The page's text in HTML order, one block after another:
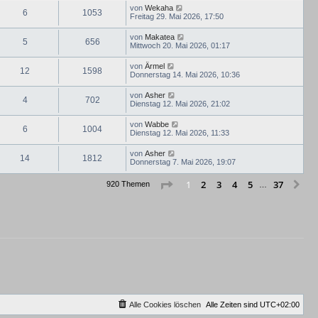
6 1053 von Wekaha
Freitag 29. Mai 2026, 17:50
5 656 von Makatea
Mittwoch 20. Mai 2026, 01:17
12 1598 von Ärmel
Donnerstag 14. Mai 2026, 10:36
4 702 von Asher
Dienstag 12. Mai 2026, 21:02
6 1004 von Wabbe
Dienstag 12. Mai 2026, 11:33
14 1812 von Asher
Donnerstag 7. Mai 2026, 19:07
920 Themen Seite 1von
1 2 3 4 5 37
Alle Zeiten sind UTC+02:00
Alle Cookies löschen